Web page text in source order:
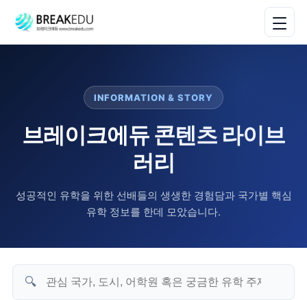
INFORMATION & STORY
브레이크에듀 콘텐츠 라이브
러리
성공적인 유학을 위한 선배들의 생생한 경험담과 국가별 핵심
유학 정보를 한데 모았습니다.
🔍